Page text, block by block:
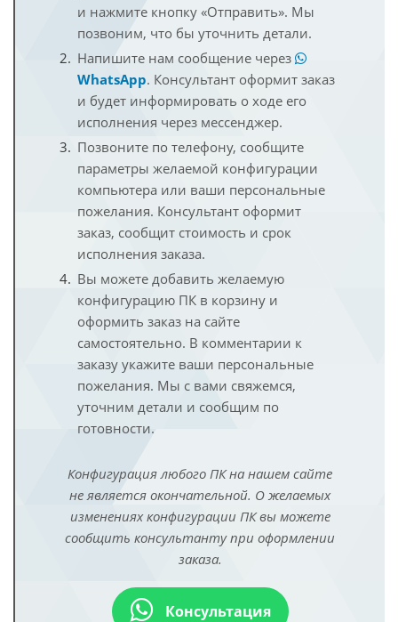
и нажмите кнопку «Отправить». Мы
позвоним, что бы уточнить детали.
Напишите нам сообщение через
WhatsApp. Консультант оформит заказ
и будет информировать о ходе его
исполнения через мессенджер.
Позвоните по телефону, сообщите
параметры желаемой конфигурации
компьютера или ваши персональные
пожелания. Консультант оформит
заказ, сообщит стоимость и срок
исполнения заказа.
Вы можете добавить желаемую
конфигурацию ПК в корзину и
оформить заказ на сайте
самостоятельно. В комментарии к
заказу укажите ваши персональные
пожелания. Мы с вами свяжемся,
уточним детали и сообщим по
готовности.
Конфигурация любого ПК на нашем сайте
не является окончательной. О желаемых
изменениях конфигурации ПК вы можете
сообщить консультанту при оформлении
заказа.
Консультация